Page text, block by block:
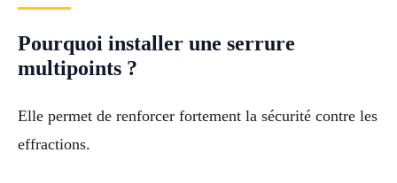
Pourquoi installer une serrure
multipoints ?
Elle permet de renforcer fortement la sécurité contre les
effractions.